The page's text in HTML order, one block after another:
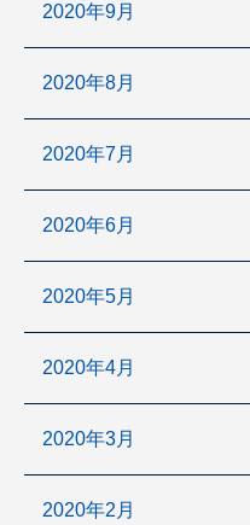
2020年9月
2020年8月
2020年7月
2020年6月
2020年5月
2020年4月
2020年3月
2020年2月